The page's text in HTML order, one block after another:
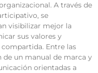
A través de
se
visibilizar mejor la
sus valores y
Entre las
de un manual de marca y
orientadas a